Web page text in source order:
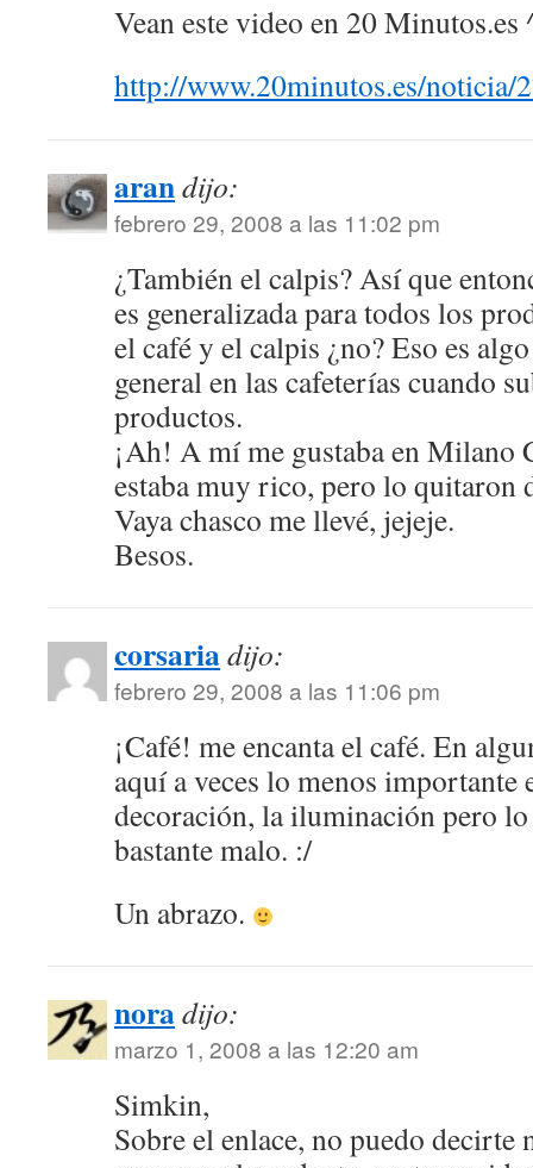
Vean este video en 20 Minutos.es
http://www.20minutos.es/noticia/
arandijo:
febrero 29, 2008 a las 11:02 pm
¿También el calpis? Así que
es generalizada para todos los
el café y el calpis ¿no? Eso es
general en las cafeterías cuando
productos.
¡Ah! A mí me gustaba en Milano
estaba muy rico, pero lo quitaron
Vaya chasco me llevé, jejeje.
Besos.
corsariadijo:
febrero 29, 2008 a las 11:06 pm
¡Café! me encanta el café. En
aquí a veces lo menos importante
decoración, la iluminación pero
bastante malo. :/
Un abrazo.
noradijo:
marzo 1, 2008 a las 12:20 am
Simkin,
Sobre el enlace, no puedo decirte